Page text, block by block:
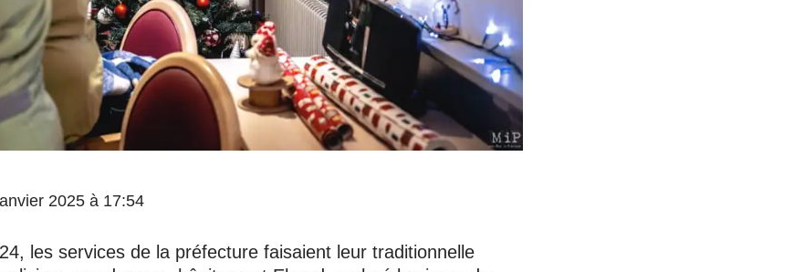
2025 à 17:54
les services de la préfecture faisaient leur traditionnelle